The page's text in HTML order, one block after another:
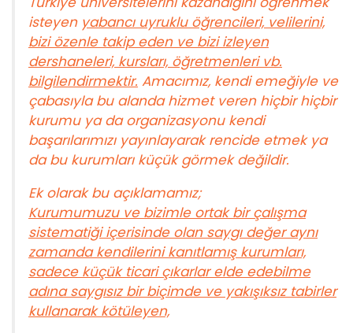
isteyen yabancı uyruklu öğrencileri, velilerini,
bizi özenle takip eden ve bizi izleyen
dershaneleri, kursları, öğretmenleri vb.
bilgilendirmektir. Amacımız, kendi emeğiyle ve
çabasıyla bu alanda hizmet veren hiçbir hiçbir
kurumu ya da organizasyonu kendi
başarılarımızı yayınlayarak rencide etmek ya
da bu kurumları küçük görmek değildir.
Ek olarak bu açıklamamız;
Kurumumuzu ve bizimle ortak bir çalışma
sistematiği içerisinde olan saygı değer aynı
zamanda kendilerini kanıtlamış kurumları,
sadece küçük ticari çıkarlar elde edebilme
adına saygısız bir biçimde ve yakışıksız tabirler
kullanarak kötüleyen,